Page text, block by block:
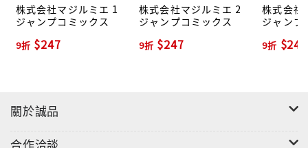
株式会社マジルミエ 1
ジャンプコミックス
9折 $247
株式会社マジルミエ 2
ジャンプコミックス
9折 $247
株式会社
ジャンプ
9折 $247
關於誠品
合作洽談